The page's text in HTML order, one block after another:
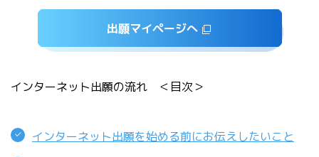
出願マイページへ
インターネット出願の流れ ＜目次＞
インターネット出願を始める前にお伝えしたいこと